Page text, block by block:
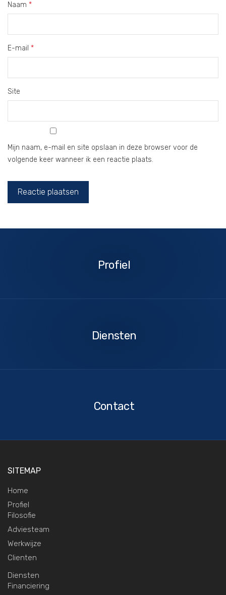
Naam *
E-mail *
Site
Mijn naam, e-mail en site opslaan in deze browser voor de
volgende keer wanneer ik een reactie plaats.
Profiel
Diensten
Contact
SITEMAP
Home
Profiel
Filosofie
Adviesteam
Werkwijze
Clienten
Diensten
Financiering